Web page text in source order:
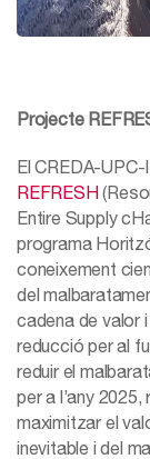
Projecte
El CREDA-
REFRESH
Entire Supply
programa
coneixement
del
cadena de valor
reducció per al
reduir el
per a l’any
maximitzar el
inevitable i del